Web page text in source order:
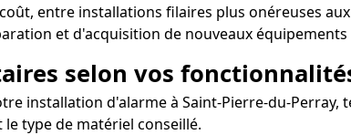
entre installations filaires plus onéreuses
et d'acquisition de nouveaux équipements
selon vos
installation d'alarme à Saint-Pierre-du-
type de matériel conseillé.